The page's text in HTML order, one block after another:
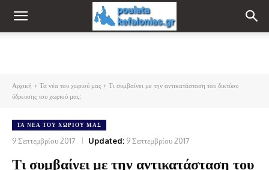
Αρχική Τα νέα του χωριού μας
Τι συμβαίνει με την αντικατάσταση του δικτύου
ύδρευσης του χωριού μας;
ΤΑ ΝΈΑ ΤΟΥ ΧΩΡΙΟΎ ΜΑΣ
9 Σεπτεμβρίου 2017 Updated: 9 Σεπτεμβρίου 2017
Τι συμβαίνει με την αντικατάσταση του